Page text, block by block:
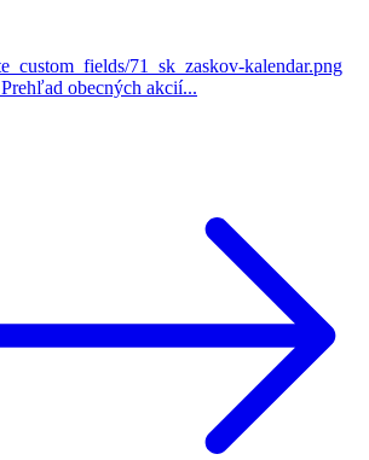
Prehľad obecných akcií...